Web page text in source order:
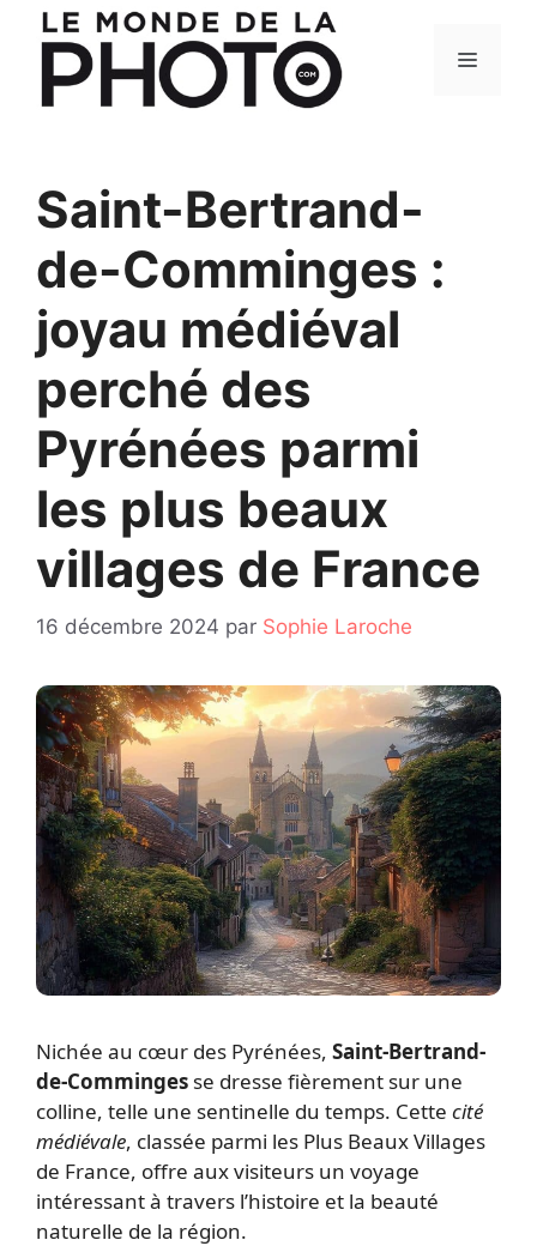
contenu
Menu
Saint-Bertrand-
de-Comminges :
joyau médiéval
perché des
Pyrénées parmi
les plus beaux
villages de France
16 décembre 2024 par Sophie Laroche
Nichée au cœur des Pyrénées, Saint-Bertrand-
de-Comminges se dresse fièrement sur une
colline, telle une sentinelle du temps. Cette cité
médiévale, classée parmi les Plus Beaux Villages
de France, offre aux visiteurs un voyage
intéressant à travers l’histoire et la beauté
naturelle de la région.